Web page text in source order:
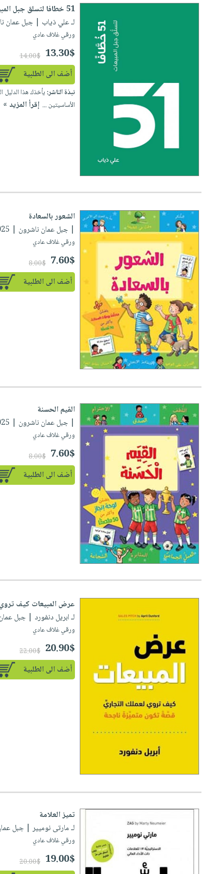
51 خطافا لتسلق جبل المبيعات
لـ علي ذياب | جبل عمان ناشرون
ورقي غلاف عادي
13.30$
14.00$
أضف الى الطلبية
نبذة الناشر:
الأساسيتين ... إقرأ المزيد »
الشعور بالسعادة
| جبل عمان ناشرون | 10/01/2025
ورقي غلاف عادي
7.60$
8.00$
أضف الى الطلبية
القيم الحسنة
| جبل عمان ناشرون | 10/01/2025
ورقي غلاف عادي
7.60$
8.00$
أضف الى الطلبية
عرض المبيعات كيف تروي
لـ ابريل دنفورد | جبل عمان
ورقي غلاف عادي
20.90$
22.00$
أضف الى الطلبية
تميز العلامة
لـ مارتى نوميير| جبل عمان
ورقي غلاف عادي
19.00$
20.00$